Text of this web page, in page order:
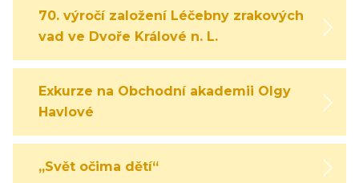
70. výročí založení Léčebny zrakových
vad ve Dvoře Králové n. L.
Exkurze na Obchodní akademii Olgy
Havlové
„Svět očima dětí“